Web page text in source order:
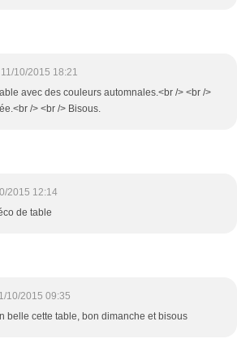
11/10/2015 18:21
avec des couleurs automnales.<br /> <br />
/> <br /> Bisous.
2015 12:14
de table
10/2015 09:35
belle cette table, bon dimanche et bisous